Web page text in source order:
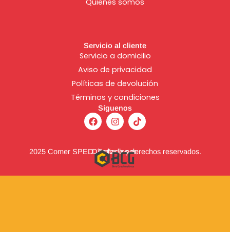
Servicio al cliente
Servicio a domicilio
Aviso de privacidad
Políticas de devolución
Términos y condiciones
Síguenos
F
a
c
b
o
o
k
I
n
s
a
g
r
a
T
i
k
o
2025 Comer SPED. Todos los derechos reservados.
Diseñado por: